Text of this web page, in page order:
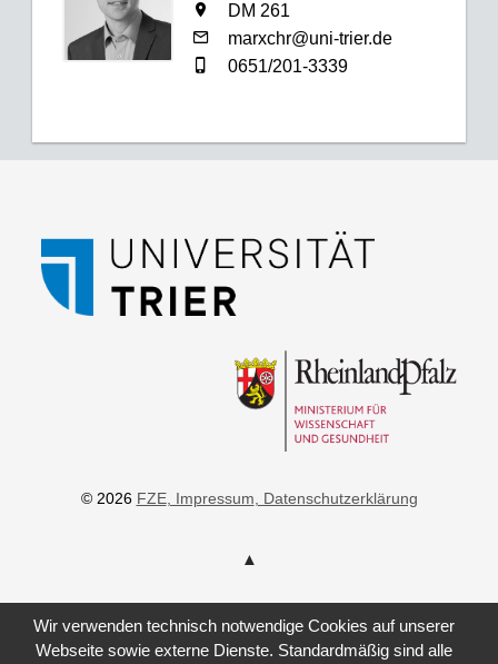
DM 261
marxchr@uni-trier.de
0651/201-3339
© 2026 FZE, Impressum , Datenschutzerklärung
Wir verwenden technisch notwendige Cookies auf unserer
Webseite sowie externe Dienste. Standardmäßig sind alle